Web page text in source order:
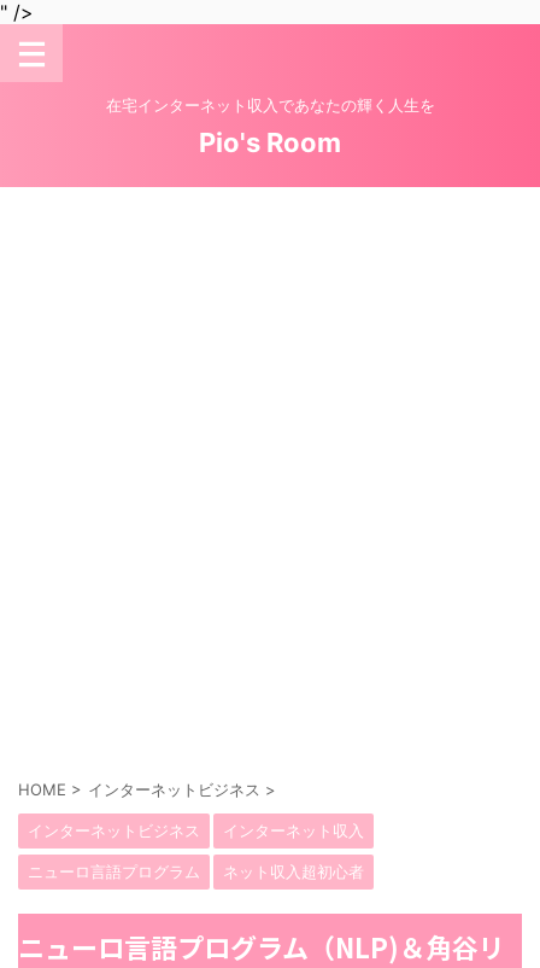
" />
在宅インターネット収入であなたの輝く人生を
Pio's Room
HOME > インターネットビジネス >
インターネットビジネス インターネット収入
ニューロ言語プログラム ネット収入超初心者
ニューロ言語プログラム（NLP)＆角谷リ